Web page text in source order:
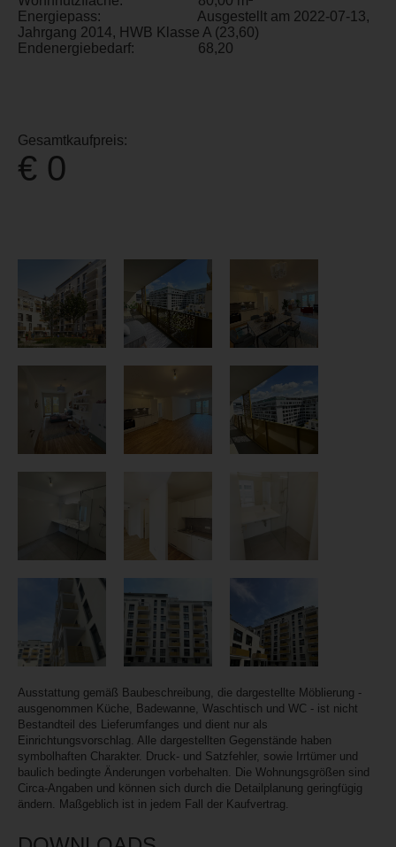
Energiepass:
Ausgestellt am 2022-07-13,
Jahrgang 2014, HWB Klasse A (23,60)
Endenergiebedarf:
68,20
Gesamtkaufpreis:
€ 0
Ausstattung gemäß Baubeschreibung, die dargestellte Möblierung -
ausgenommen Küche, Badewanne, Waschtisch und WC - ist nicht
Bestandteil des Lieferumfanges und dient nur als
Einrichtungsvorschlag. Alle dargestellten Gegenstände haben
symbolhaften Charakter. Druck- und Satzfehler, sowie Irrtümer und
baulich bedingte Änderungen vorbehalten. Die Wohnungsgrößen sind
Circa-Angaben und können sich durch die Detailplanung geringfügig
ändern. Maßgeblich ist in jedem Fall der Kaufvertrag.